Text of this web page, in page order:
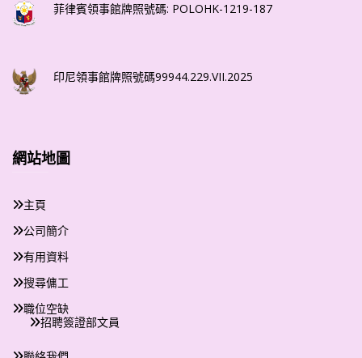
菲律賓領事館牌照號碼: POLOHK-1219-187
印尼領事館牌照號碼99944.229.VII.2025
網站地圖
主頁
公司簡介
有用資料
搜尋傭工
職位空缺
招聘簽證部文員